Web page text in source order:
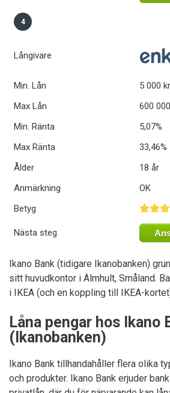
4
Långivare
Min. Lån
5 000 kr
Max Lån
600
Min. Ränta
5,07%
Max Ränta
33,46%
Ålder
18 år
Anmärkning
OK
Betyg
Nästa steg
Ikano Bank (tidigare Ikanobanken)
sitt huvudkontor i Älmhult, Småland.
i IKEA (och en koppling till IKEA-
Låna pengar hos Ikano
(Ikanobanken)
Ikano Bank tillhandahåller flera olika
och produkter. Ikano Bank erjuder